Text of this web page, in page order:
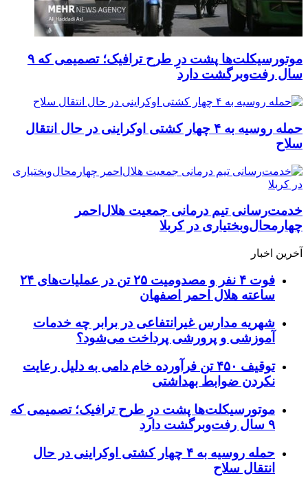
موتورسیکلت‌ها پشت درِ طرح ترافیک؛ تصمیمی که ۹
سال رفت‌وبرگشت دارد
حمله روسیه به ۴ چهار کشتی اوکراینی در حال انتقال
سلاح
خدمت‌رسانی تیم درمانی جمعیت هلال‌احمر
چهارمحال‌وبختیاری در کربلا
آخرین اخبار
فوت ۴ نفر و مصدومیت ۲۵ تن در عملیات‌های ۲۴
ساعته هلال احمر اصفهان
شهریه مدارس غیرانتفاعی در برابر چه خدمات
آموزشی و پرورشی پرداخت می‌شود؟
توقیف ۴۵۰ تن فرآورده خام دامی به دلیل رعایت
نکردن ضوابط بهداشتی
موتورسیکلت‌ها پشت درِ طرح ترافیک؛ تصمیمی که
۹ سال رفت‌وبرگشت دارد
حمله روسیه به ۴ چهار کشتی اوکراینی در حال
انتقال سلاح